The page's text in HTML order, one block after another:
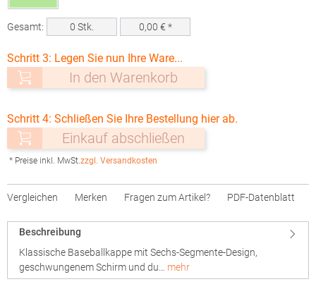
Gesamt: 0 Stk. 0,00 € *
Schritt 3: Legen Sie nun Ihre Ware...
In den Warenkorb
Schritt 4: Schließen Sie Ihre Bestellung hier ab.
Einkauf abschließen
* Preise inkl. MwSt.zzgl. Versandkosten
Vergleichen Merken Fragen zum Artikel? PDF-Datenblatt
Beschreibung
Klassische Baseballkappe mit Sechs-Segmente-Design,
geschwungenem Schirm und du… mehr